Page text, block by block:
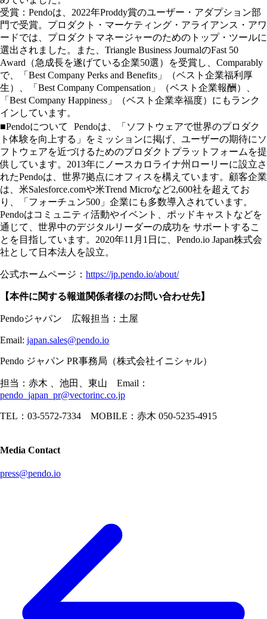
受賞：Pendoは、2022年Proddy賞のユーザー・アダプション部
門で受賞。プロダクト・マーケティング・アライアンス・アワ
ードでは、プロダクトマネージャーのためのトップ・ツールに
選出されました。また、Triangle Business JournalのFast 50
Award（急成長を遂げている企業50選）を受賞し、Comparably
で、「Best Company Perks and Benefits」（ベスト企業福利厚
生）、「Best Company Compensation」（ベスト企業報酬）、
「Best Company Happiness」（ベスト企業幸福度）にもランク
インしています。
■Pendoについて Pendoは、「ソフトウェアで世界のプロダク
ト体験を向上する」をミッションに掲げ、ユーザーの期待にソ
フトウェアを近づけるためのプロダクトプラットフォームを提
供しています。2013年にノースカロライナ州ローリーに設立さ
れたPendoは、世界7拠点にオフィスを構えています。顧客企業
は、米Salesforce.comや米Trend Microなど2,600社を超えてお
り、「フォーチュン500」企業にも多数導入されています。
Pendoはコミュニティ活動やイベント、ポッドキャストなどを
通じて、世界中のデジタルリーダーの成功を サポートするこ
とを目指しています。2020年11月1日に、Pendo.io Japan株式会
社として日本法人を設立。
公式ホームページ： https://jp.pendo.io/about/
【本件に関する報道関係者様のお問い合わせ先】
Pendoジャパン 広報担当：土屋
Email: japan.sales@pendo.io
Pendo ジャパン PR事務局（株式会社イニシャル）
担当：赤木 、池田、東山 Email：
pendo_japan_pr@vectorinc.co.jp
TEL：03-5572-7334 MOBILE：赤木 050-5235-4915
Media Contact
press@pendo.io